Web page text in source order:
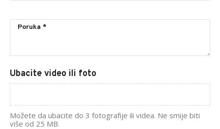
Ubacite video ili foto
Možete da ubacite do 3 fotografije ili videa. Ne smije biti
više od 25 MB.